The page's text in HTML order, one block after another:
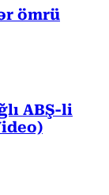
ömrü
ABŞ-li